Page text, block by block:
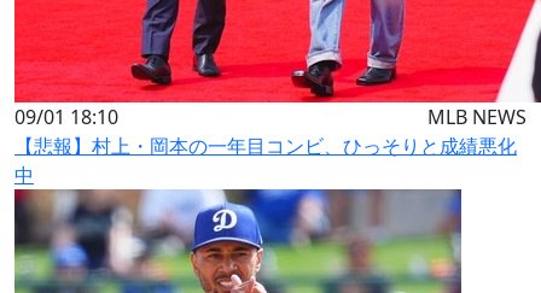
09/01 18:10
MLB NEWS
【悲報】村上・岡本の一年目コンビ、ひっそりと成績悪化
中